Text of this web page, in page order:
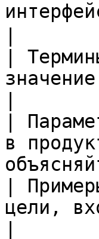
|
|
в
|
цели,